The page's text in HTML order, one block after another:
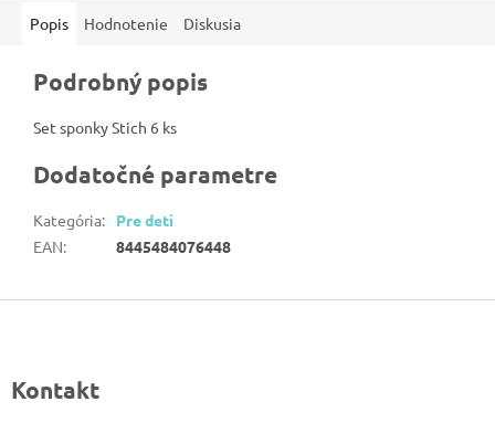
Popis Hodnotenie Diskusia
Podrobný popis
Set sponky Stich 6 ks
Dodatočné parametre
Kategória:
Pre deti
EAN: 8445484076448
Z
p
äKontakt